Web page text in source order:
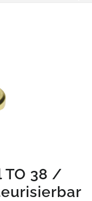
TO 38 /